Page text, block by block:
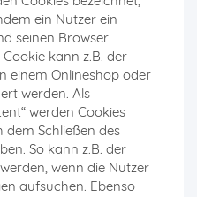
ein Nutzer ein
seinen Browser
kann z.B. der
einem Onlineshop oder
werden. Als
werden Cookies
dem Schließen des
So kann z.B. der
wenn die Nutzer
aufsuchen. Ebenso